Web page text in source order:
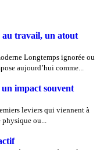
au travail, un atout
Longtemps ignorée ou
aujourd’hui comme...
impact souvent
leviers qui viennent à
physique ou...